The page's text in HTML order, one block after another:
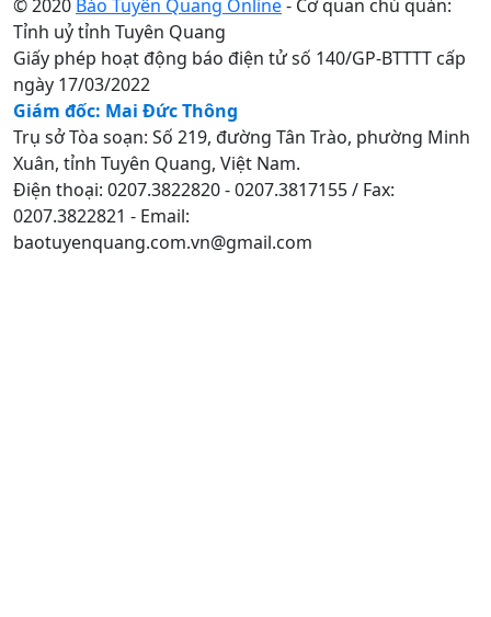
© 2020 Báo Tuyên Quang Online- Cơ quan chủ quản:
Tỉnh uỷ tỉnh Tuyên Quang
Giấy phép hoạt động báo điện tử số 140/GP-BTTTT cấp
ngày 17/03/2022
Giám đốc: Mai Đức Thông
Trụ sở Tòa soạn: Số 219, đường Tân Trào, phường Minh
Xuân, tỉnh Tuyên Quang, Việt Nam.
Điện thoại: 0207.3822820 - 0207.3817155 / Fax:
0207.3822821 - Email:
baotuyenquang.com.vn@gmail.com